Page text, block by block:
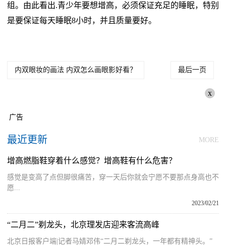
组。由此看出.青少年要想增高，必须保证充足的睡眠，特别
是要保证每天睡眠8小时，并且质量要好。
内双眼妆的画法 内双怎么画眼影好看？ 最后一页
x
广告
最近更新 MORE
增高燃脂鞋穿着什么感觉？增高鞋有什么危害？
感觉是变高了点但脚很痛苦，穿一天后你就会宁愿不要那点身高也不
愿...
2023/02/21
“二月二”剃龙头，北京理发店迎来客流高峰
北京日报客户端|记者马婧邓伟“二月二剃龙头，一年都有精神头。”